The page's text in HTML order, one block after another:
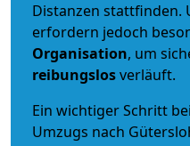
Distanzen stattfinden.
erfordern jedoch
Organisation, um
reibungslosverläuft.
Ein wichtiger Schritt
Umzugs nach